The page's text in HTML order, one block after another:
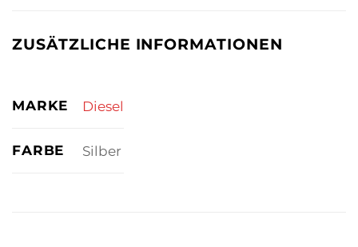
ZUSÄTZLICHE INFORMATIONEN
MARKE Diesel
FARBE Silber